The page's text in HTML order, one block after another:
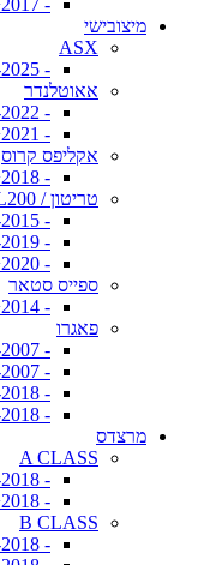
- 2017+
מיצובישי
ASX
- 2010-2025
אאוטלנדר
- 2012-2022
- 2021+ (צורה חדשה)
אקליפס קרוס
- 2018+
טריטון / L200
- 2006-2015
- 2015-2019
- 2020+
ספייס סטאר
- 2014+
פאגרו
- 2001-2007 (ארוך)
- 2001-2007 (קצר)
- 2008-2018 (ארוך)
- 2008-2018 (קצר)
מרצדס
A CLASS
- 2012-2018 (W176)
- 2018+ (W177)
B CLASS
- 2011-2018 (W246)